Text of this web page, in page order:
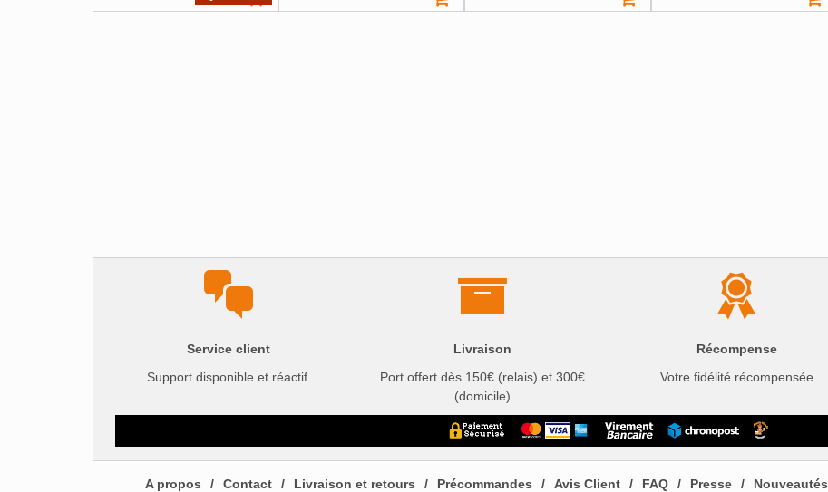
Service client
Support disponible et réactif.
Livraison
Port offert dès 150€ (relais) et 300€
(domicile)
Récompense
Votre fidélité récompensée
A propos Contact Livraison et retours Précommandes Avis Client FAQ Presse Nouveautés